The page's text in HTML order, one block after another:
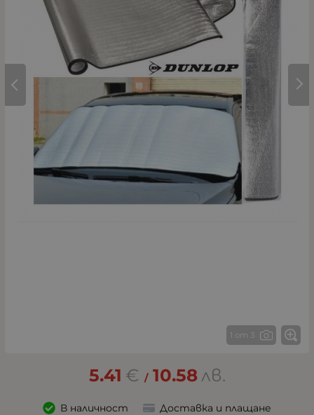
1 от 3
5.41 € / 10.58 лв.
В наличност Доставка и плащане